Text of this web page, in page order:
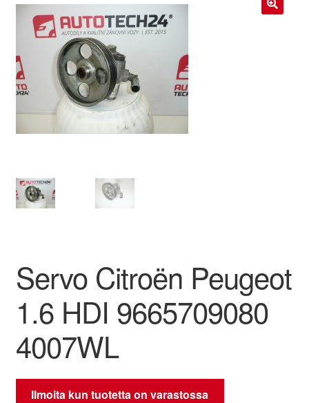
Kuljetus
Maailmanlaajuinen toimitus
Maksut
Reklamaatiomenettely
Tietosuojakäytäntö
Tilini
Valitukset
Servo Citroën Peugeot
1.6 HDI 9665709080
4007WL
Ilmoita kun tuotetta on varastossa